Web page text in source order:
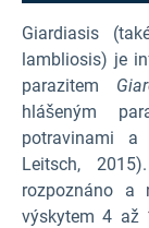
Giardiasis
lambliosis) je
parazitem
hlášeným
potravinami a
Leitsch,
rozpoznáno a
výskytem 4 až